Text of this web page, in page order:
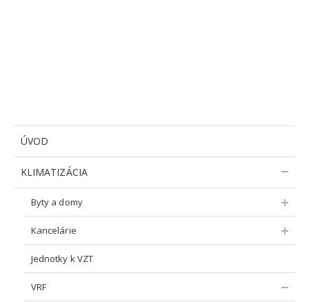
ÚVOD
KLIMATIZÁCIA
Byty a domy
Kancelárie
Jednotky k VZT
VRF